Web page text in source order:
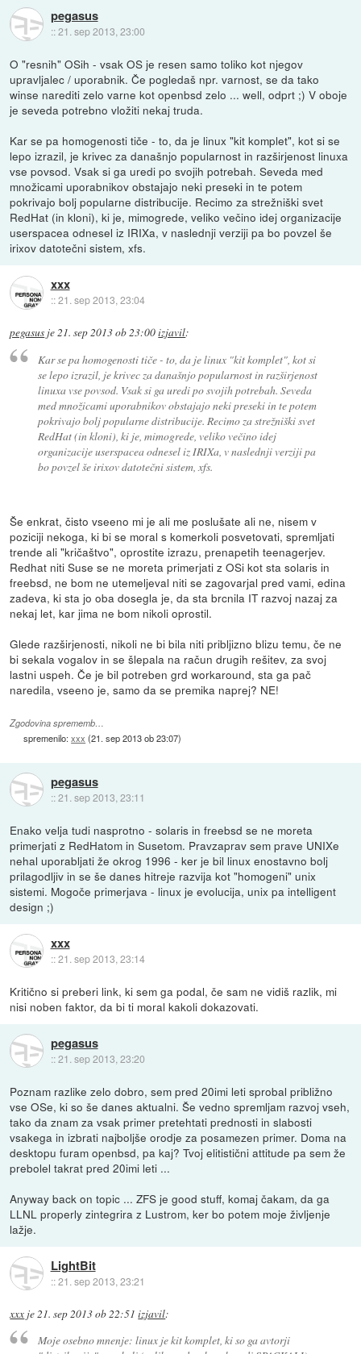
pegasus
::21. sep 2013, 23:00
O "resnih" OSih - vsak OS je resen samo toliko kot njegov
upravljalec / uporabnik. Če pogledaš npr. varnost, se da tako
winse narediti zelo varne kot openbsd zelo ... well, odprt ;) V oboje
je seveda potrebno vložiti nekaj truda.
Kar se pa homogenosti tiče - to, da je linux "kit komplet", kot si se
lepo izrazil, je krivec za današnjo popularnost in razširjenost linuxa
vse povsod. Vsak si ga uredi po svojih potrebah. Seveda med
množicami uporabnikov obstajajo neki preseki in te potem
pokrivajo bolj popularne distribucije. Recimo za strežniški svet
RedHat (in kloni), ki je, mimogrede, veliko večino idej organizacije
userspacea odnesel iz IRIXa, v naslednji verziji pa bo povzel še
irixov datotečni sistem, xfs.
xxx
::21. sep 2013, 23:04
pegasus je21. sep 2013 ob 23:00izjavil:
Kar se pa homogenosti tiče - to, da je linux "kit komplet", kot si
se lepo izrazil, je krivec za današnjo popularnost in razširjenost
linuxa vse povsod. Vsak si ga uredi po svojih potrebah. Seveda
med množicami uporabnikov obstajajo neki preseki in te potem
pokrivajo bolj popularne distribucije. Recimo za strežniški svet
RedHat (in kloni), ki je, mimogrede, veliko večino idej
organizacije userspacea odnesel iz IRIXa, v naslednji verziji pa
bo povzel še irixov datotečni sistem, xfs.
Še enkrat, čisto vseeno mi je ali me poslušate ali ne, nisem v
poziciji nekoga, ki bi se moral s komerkoli posvetovati, spremljati
trende ali "kričaštvo", oprostite izrazu, prenapetih teenagerjev.
Redhat niti Suse se ne moreta primerjati z OSi kot sta solaris in
freebsd, ne bom ne utemeljeval niti se zagovarjal pred vami, edina
zadeva, ki sta jo oba dosegla je, da sta brcnila IT razvoj nazaj za
nekaj let, kar jima ne bom nikoli oprostil.
Glede razširjenosti, nikoli ne bi bila niti pribljizno blizu temu, če ne
bi sekala vogalov in se šlepala na račun drugih rešitev, za svoj
lastni uspeh. Če je bil potreben grd workaround, sta ga pač
naredila, vseeno je, samo da se premika naprej? NE!
Zgodovina sprememb…
spremenilo:xxx (21. sep 2013 ob 23:07)
pegasus
::21. sep 2013, 23:11
Enako velja tudi nasprotno - solaris in freebsd se ne moreta
primerjati z RedHatom in Susetom. Pravzaprav sem prave UNIXe
nehal uporabljati že okrog 1996 - ker je bil linux enostavno bolj
prilagodljiv in se še danes hitreje razvija kot "homogeni" unix
sistemi. Mogoče primerjava - linux je evolucija, unix pa intelligent
design ;)
xxx
::21. sep 2013, 23:14
Kritično si preberi link, ki sem ga podal, če sam ne vidiš razlik, mi
nisi noben faktor, da bi ti moral kakoli dokazovati.
pegasus
::21. sep 2013, 23:20
Poznam razlike zelo dobro, sem pred 20imi leti sprobal približno
vse OSe, ki so še danes aktualni. Še vedno spremljam razvoj vseh,
tako da znam za vsak primer pretehtati prednosti in slabosti
vsakega in izbrati najboljše orodje za posamezen primer. Doma na
desktopu furam openbsd, pa kaj? Tvoj elitistični attitude pa sem že
prebolel takrat pred 20imi leti ...
Anyway back on topic ... ZFS je good stuff, komaj čakam, da ga
LLNL properly zintegrira z Lustrom, ker bo potem moje življenje
lažje.
LightBit
::21. sep 2013, 23:21
xxx je21. sep 2013 ob 22:51 izjavil:
Moje osebno mnenje: linux je kit komplet, ki so ga avtorji